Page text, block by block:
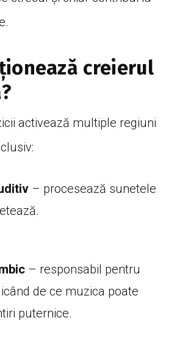
creierul
activează multiple regiuni
– procesează sunetele
– responsabil pentru
de ce muzica poate
puternice.